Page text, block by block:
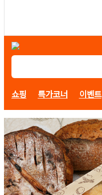
쇼핑 특가코너 이벤트